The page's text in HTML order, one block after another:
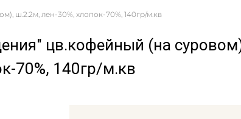
ш.2.2м, лен-30%, хлопок-70%, 140гр/м.кв
цв.кофейный (на
70%, 140гр/м.кв